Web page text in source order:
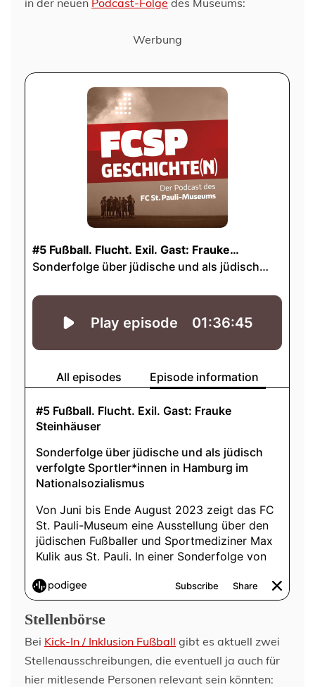
Werbung
Stellenbörse
Bei Kick-In / Inklusion Fußball gibt es aktuell zwei
Stellenausschreibungen, die eventuell ja auch für
hier mitlesende Personen relevant sein könnten: